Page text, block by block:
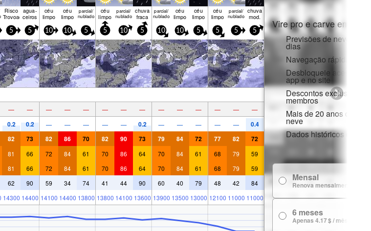
Risco
Trovoada
agua­
ceiros
céu
limpo
céu
limpo
parcial/
nublado
céu
limpo
parcial/
nublado
chuva
fraca
parcial/
nublado
céu
limpo
céu
limpo
céu
limpo
parcial/
nublado
chuva
mod.
5 5 10 10 5 5 10 5 10 10 5 5 5 5
— — — — — — — — — — — — — —
0.2 0.2 — — — — — 0.2 — — — — — 0.4
82 73 82 86 70 82 90 73 79 84 72 77 82 72
81 66 72 84 61 70 86 64 70 84 61 68 79 59
81 66 72 84 61 70 86 64 70 84 61 68 79 59
62 90 59 34 74 41 44 90 60 40 79 48 42 84
14300 14400 14100 14400 13800 13800 14100 13600 13900 13500 13000 12100 11000 11000
Vire pro e carve em:
Previsões de neve
dias
Navegação rápida sem
Desbloqueie acesso
app e no site
Descontos exclusivos
membros
Mais de 20 anos de
neve
Dados históricos de
Mensal
Renova mensalmente
6 meses
Apenas 4.17 $ / mês